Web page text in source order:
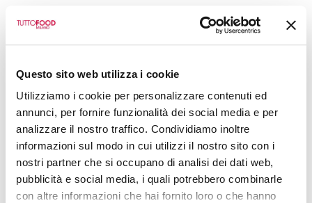
Questo sito web utilizza i cookie
Utilizziamo i cookie per personalizzare contenuti ed
annunci, per fornire funzionalità dei social media e per
analizzare il nostro traffico. Condividiamo inoltre
informazioni sul modo in cui utilizzi il nostro sito con i
nostri partner che si occupano di analisi dei dati web,
pubblicità e social media, i quali potrebbero combinarle
con altre informazioni che hai fornito loro o che hanno
Product
tasting/showcooking
at the booth